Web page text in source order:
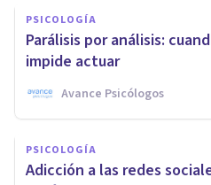
PSICOLOGÍA
Parálisis por análisis:
impide actuar
Avance Psicólogos
PSICOLOGÍA
Adicción a las redes